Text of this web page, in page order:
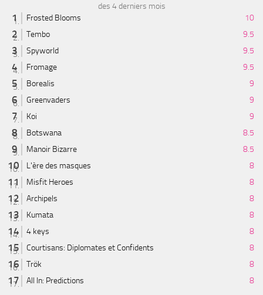
des 4 derniers mois
Frosted Blooms
10
Tembo
9.5
Spyworld
9.5
Fromage
9.5
Borealis
9
Greenvaders
9
Koi
9
Botswana
8.5
Manoir Bizarre
8.5
L'ère des masques
8
Misfit Heroes
8
Archipels
8
Kumata
8
4 keys
8
Courtisans: Diplomates et Confidents
8
Trök
8
All In: Predictions
8